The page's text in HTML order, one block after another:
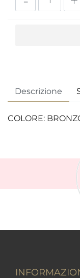
Descrizione
COLORE: